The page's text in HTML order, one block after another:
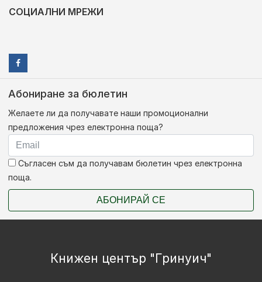
СОЦИАЛНИ МРЕЖИ
Абониране за бюлетин
Желаете ли да получавате наши промоционални
предложения чрез електронна поща?
Съгласен съм да получавам бюлетин чрез електронна
поща.
АБОНИРАЙ СЕ
Книжен център "Гринуич"